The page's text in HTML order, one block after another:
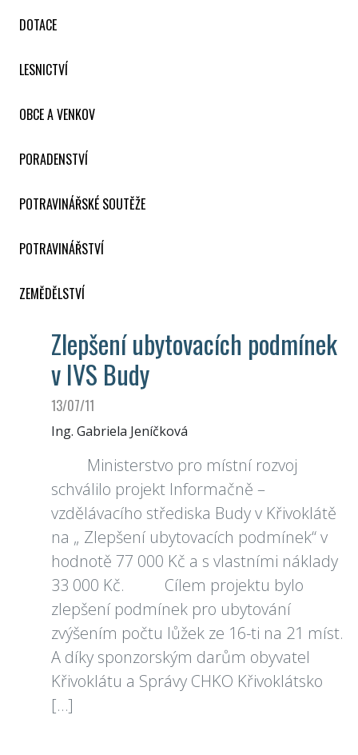
DOTACE
LESNICTVÍ
OBCE A VENKOV
PORADENSTVÍ
POTRAVINÁŘSKÉ SOUTĚŽE
POTRAVINÁŘSTVÍ
ZEMĚDĚLSTVÍ
Zlepšení ubytovacích podmínek
v IVS Budy
13/07/11
Ing. Gabriela Jeníčková
Ministerstvo pro místní rozvoj
schválilo projekt Informačně –
vzdělávacího střediska Budy v Křivoklátě
na „ Zlepšení ubytovacích podmínek“ v
hodnotě 77 000 Kč a s vlastními náklady
33 000 Kč. Cílem projektu bylo
zlepšení podmínek pro ubytování
zvýšením počtu lůžek ze 16-ti na 21 míst.
A díky sponzorským darům obyvatel
Křivoklátu a Správy CHKO Křivoklátsko
[…]